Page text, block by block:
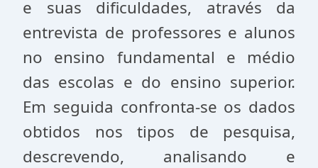
e suas dificuldades, através da
entrevista de professores e alunos
no ensino fundamental e médio
das escolas e do ensino superior.
Em seguida confronta-se os dados
obtidos nos tipos de pesquisa,
descrevendo, analisando e